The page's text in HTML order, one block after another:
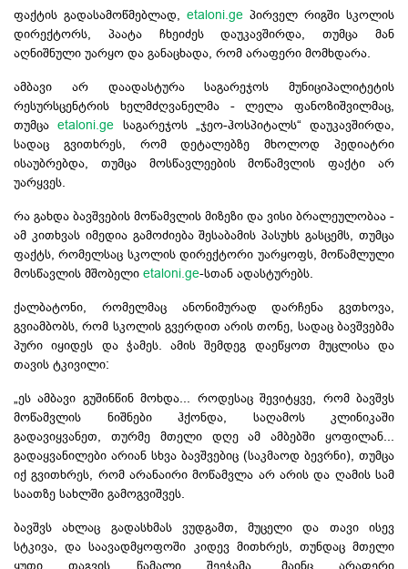
ფაქტის გადასამოწმებლად, etaloni.ge პირველ რიგში სკოლის
დირექტორს, პაატა ჩხეიძეს დაუკავშირდა, თუმცა მან
აღნიშნული უარყო და განაცხადა, რომ არაფერი მომხდარა.
ამბავი არ დაადასტურა საგარეჯოს მუნიციპალიტეტის
რესურსცენტრის ხელმძღვანელმა - ლელა ფანოზიშვილმაც,
თუმცაetaloni.ge საგარეჯოს „ჯეო-ჰოსპიტალს“ დაუკავშირდა,
სადაც გვითხრეს, რომ დეტალებზე მხოლოდ პედიატრი
ისაუბრებდა, თუმცა მოსწავლეების მოწამვლის ფაქტი არ
უარყვეს.
რა გახდა ბავშვების მოწამვლის მიზეზი და ვისი ბრალეულობაა -
ამ კითხვას იმედია გამოძიება შესაბამის პასუხს გასცემს, თუმცა
ფაქტს, რომელსაც სკოლის დირექტორი უარყოფს, მოწამლული
მოსწავლის მშობელი etaloni.ge-სთან ადასტურებს.
ქალბატონი, რომელმაც ანონიმურად დარჩენა გვთხოვა,
გვიამბობს, რომ სკოლის გვერდით არის თონე, სადაც ბავშვებმა
პური იყიდეს და ჭამეს. ამის შემდეგ დაეწყოთ მუცლისა და
თავის ტკივილი:
„ეს ამბავი გუშინწინ მოხდა... როდესაც შევიტყვე, რომ ბავშვს
მოწამვლის ნიშნები ჰქონდა, საღამოს კლინიკაში
გადავიყვანეთ, თურმე მთელი დღე ამ ამბებში ყოფილან...
გადაყვანილები არიან სხვა ბავშვებიც (საკმაოდ ბევრნი), თუმცა
იქ გვითხრეს, რომ არანაირი მოწამვლა არ არის და ღამის სამ
საათზე სახლში გამოგვიშვეს.
ბავშვს ახლაც გადასხმას ვუდგამთ, მუცელი და თავი ისევ
სტკივა, და საავადმყოფოში კიდევ მითხრეს, თუნდაც მთელი
ყუთი თაგვის წამალი შეეჭამა, მაინც არაფერი